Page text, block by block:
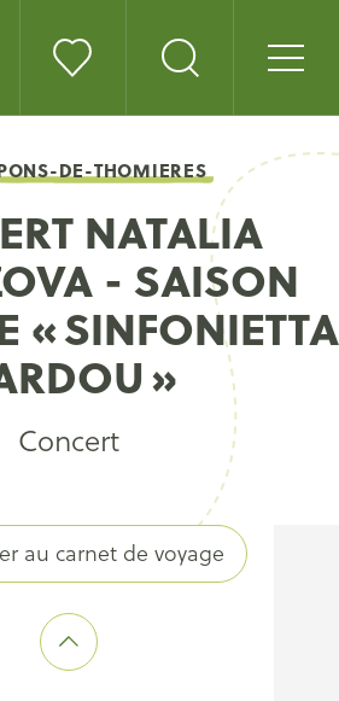
DE-THOMIERES
NATALIA
- SAISON
« SINFONIETTA
»
Concert
au carnet de voyage